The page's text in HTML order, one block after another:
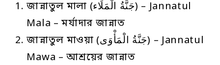
জান্নাতুল মালা (جَنَّةُ الْمَلَاء) – Jannatul
Mala – মর্যাদার জান্নাত
জান্নাতুল মাওয়া (جَنَّةُ الْمَأْوَى) – Jannatul
Mawa – আশ্রয়ের জান্নাত